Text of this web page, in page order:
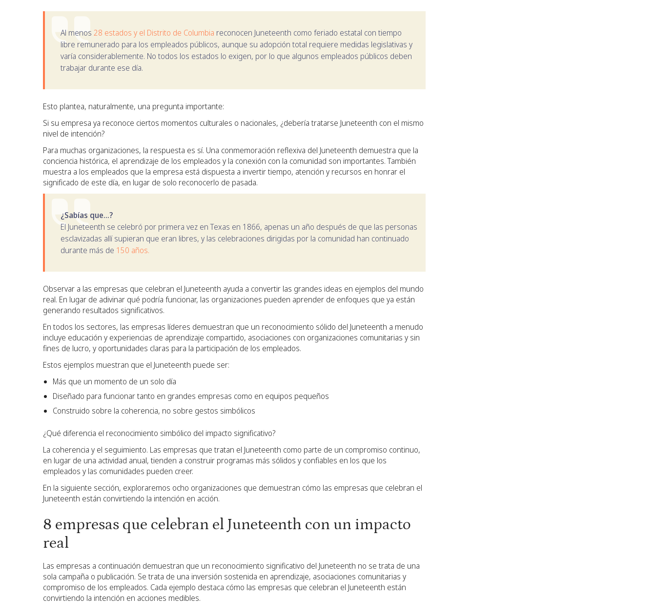
Al menos 28 estados y el Distrito de Columbia reconocen Juneteenth como feriado estatal con tiempo
libre remunerado para los empleados públicos, aunque su adopción total requiere medidas legislativas y
varía considerablemente. No todos los estados lo exigen, por lo que algunos empleados públicos deben
trabajar durante ese día.
Esto plantea, naturalmente, una pregunta importante:
Si su empresa ya reconoce ciertos momentos culturales o nacionales, ¿debería tratarse Juneteenth con el mismo
nivel de intención?
Para muchas organizaciones, la respuesta es sí. Una conmemoración reflexiva del Juneteenth demuestra que la
conciencia histórica, el aprendizaje de los empleados y la conexión con la comunidad son importantes. También
muestra a los empleados que la empresa está dispuesta a invertir tiempo, atención y recursos en honrar el
significado de este día, en lugar de solo reconocerlo de pasada.
¿Sabías que...?
El Juneteenth se celebró por primera vez en Texas en 1866, apenas un año después de que las personas
esclavizadas allí supieran que eran libres, y las celebraciones dirigidas por la comunidad han continuado
durante más de 150 años.
Observar a las empresas que celebran el Juneteenth ayuda a convertir las grandes ideas en ejemplos del mundo
real. En lugar de adivinar qué podría funcionar, las organizaciones pueden aprender de enfoques que ya están
generando resultados significativos.
En todos los sectores, las empresas líderes demuestran que un reconocimiento sólido del Juneteenth a menudo
incluye educación y experiencias de aprendizaje compartido, asociaciones con organizaciones comunitarias y sin
fines de lucro, y oportunidades claras para la participación de los empleados.
Estos ejemplos muestran que el Juneteenth puede ser:
Más que un momento de un solo día
Diseñado para funcionar tanto en grandes empresas como en equipos pequeños
Construido sobre la coherencia, no sobre gestos simbólicos
¿Qué diferencia el reconocimiento simbólico del impacto significativo?
La coherencia y el seguimiento. Las empresas que tratan el Juneteenth como parte de un compromiso continuo,
en lugar de una actividad anual, tienden a construir programas más sólidos y confiables en los que los
empleados y las comunidades pueden creer.
En la siguiente sección, exploraremos ocho organizaciones que demuestran cómo las empresas que celebran el
Juneteenth están convirtiendo la intención en acción.
8 empresas que celebran el Juneteenth con un impacto
real
Las empresas a continuación demuestran que un reconocimiento significativo del Juneteenth no se trata de una
sola campaña o publicación. Se trata de una inversión sostenida en aprendizaje, asociaciones comunitarias y
compromiso de los empleados. Cada ejemplo destaca cómo las empresas que celebran el Juneteenth están
convirtiendo la intención en acciones medibles.